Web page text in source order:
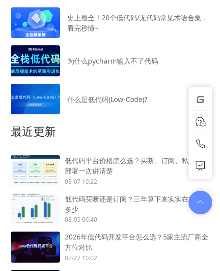
史上最全！20个低代码/无代码常见术语合集，
看完秒懂~
为什么pycharm输入不了代码
什么是低代码(Low-Code)?
最近更新
低代码平台价格怎么选？买断、订阅、私有化
部署一次讲清楚
08-07 10:22
低代码买断还是订阅？三年算下来实实在在差
多少
08-05 06:40
2026年低代码开发平台怎么选？5家主流厂商全
方位对比
07-27 10:02